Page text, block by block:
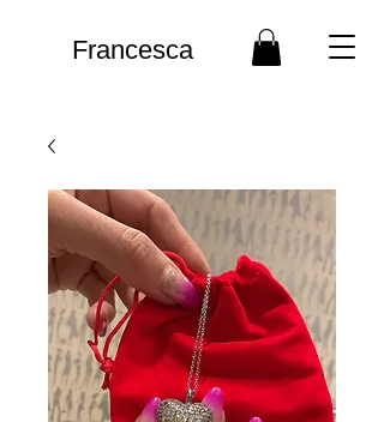
Francesca